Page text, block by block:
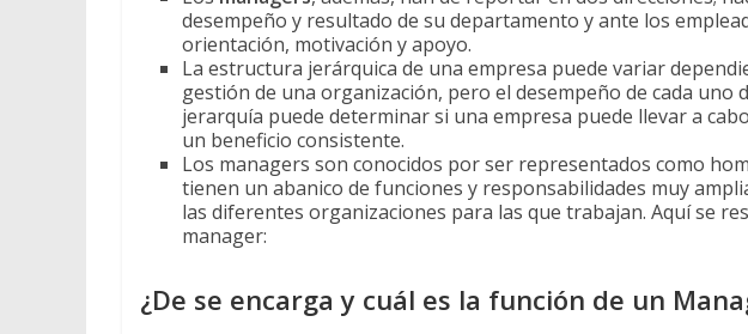
desempeño y resultado de su departamento y ante los
orientación, motivación y apoyo.
La estructura jerárquica de una empresa puede variar
gestión de una organización, pero el desempeño de cada uno
jerarquía puede determinar si una empresa puede llevar a
un beneficio consistente.
Los managers son conocidos por ser representados como
tienen un abanico de funciones y responsabilidades muy
las diferentes organizaciones para las que trabajan. Aquí se
manager:
¿De se encarga y cuál es la función de un